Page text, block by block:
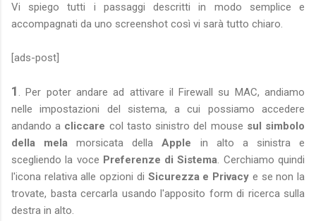
Vi spiego tutti i passaggi descritti in modo semplice e
accompagnati da uno screenshot così vi sarà tutto chiaro.
[ads-post]
1 . Per poter andare ad attivare il Firewall su MAC, andiamo
nelle impostazioni del sistema, a cui possiamo accedere
andando a cliccare col tasto sinistro del mouse sul simbolo
della mela morsicata dellaApple in alto a sinistra e
scegliendo la voce Preferenze di Sistema. Cerchiamo quindi
l'icona relativa alle opzioni di Sicurezza e Privacy e se non la
trovate, basta cercarla usando l'apposito form di ricerca sulla
destra in alto.